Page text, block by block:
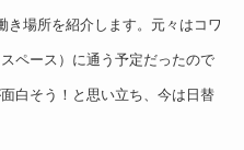
場所を紹介します。 元々はコワ
ペース）に通う予定だったので
白そう！と思い立ち、今は 日替